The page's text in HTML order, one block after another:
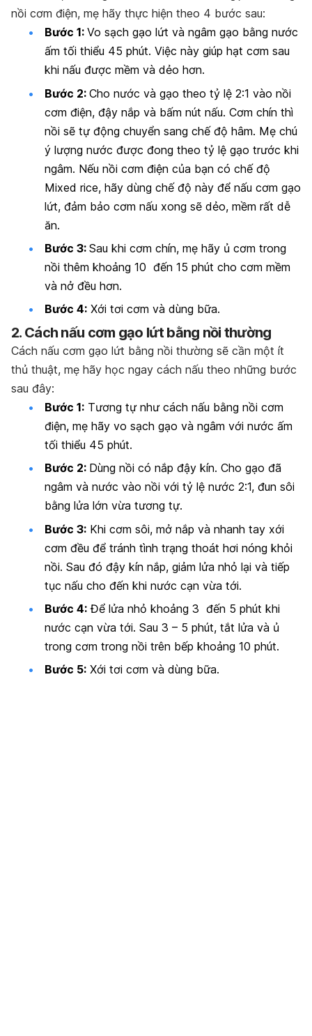
nồi cơm điện, mẹ hãy thực hiện theo 4 bước sau:
Bước 1: Vo sạch gạo lứt và ngâm gạo bằng nước
ấm tối thiểu 45 phút. Việc này giúp hạt cơm sau
khi nấu được mềm và dẻo hơn.
Bước 2: Cho nước và gạo theo tỷ lệ 2:1 vào nồi
cơm điện, đậy nắp và bấm nút nấu. Cơm chín thì
nồi sẽ tự động chuyển sang chế độ hâm. Mẹ chú
ý lượng nước được đong theo tỷ lệ gạo trước khi
ngâm. Nếu nồi cơm điện của bạn có chế độ
Mixed rice, hãy dùng chế độ này để nấu cơm gạo
lứt, đảm bảo cơm nấu xong sẽ dẻo, mềm rất dễ
ăn.
Bước 3: Sau khi cơm chín, mẹ hãy ủ cơm trong
nồi thêm khoảng 10 đến 15 phút cho cơm mềm
và nở đều hơn.
Bước 4: Xới tơi cơm và dùng bữa.
2. Cách nấu cơm gạo lứt bằng nồi thường
Cách nấu cơm gạo lứt bằng nồi thường sẽ cần một ít
thủ thuật, mẹ hãy học ngay cách nấu theo những bước
sau đây:
Bước 1: Tương tự như cách nấu bằng nồi cơm
điện, mẹ hãy vo sạch gạo và ngâm với nước ấm
tối thiểu 45 phút.
Bước 2: Dùng nồi có nắp đậy kín. Cho gạo đã
ngâm và nước vào nồi với tỷ lệ nước 2:1, đun sôi
bằng lửa lớn vừa tương tự.
Bước 3: Khi cơm sôi, mở nắp và nhanh tay xới
cơm đều để tránh tình trạng thoát hơi nóng khỏi
nồi. Sau đó đậy kín nắp, giảm lửa nhỏ lại và tiếp
tục nấu cho đến khi nước cạn vừa tới.
Bước 4: Để lửa nhỏ khoảng 3 đến 5 phút khi
nước cạn vừa tới. Sau 3 – 5 phút, tắt lửa và ủ
trong cơm trong nồi trên bếp khoảng 10 phút.
Bước 5: Xới tơi cơm và dùng bữa.